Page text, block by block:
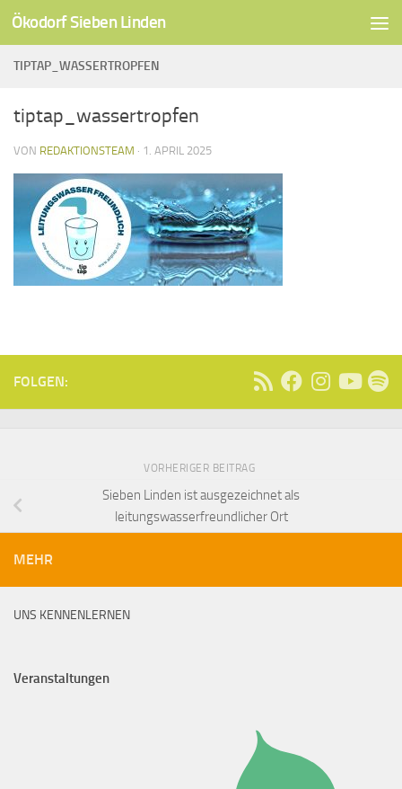
Unter dem Inhalt
Ökodorf Sieben Linden
TIPTAP_WASSERTROPFEN
tiptap_wassertropfen
VON REDAKTIONSTEAM · 1. APRIL 2025
FOLGEN:
VORHERIGER BEITRAG
Sieben Linden ist ausgezeichnet als
leitungswasserfreundlicher Ort
MEHR
UNS KENNENLERNEN
Veranstaltungen